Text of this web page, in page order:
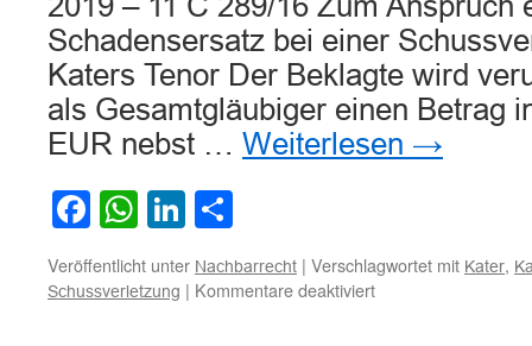
Schadensersatz bei einer
Katers Tenor Der Beklagte wird
als Gesamtgläubiger einen Betrag
EUR nebst … Weiterlesen →
Facebook
WhatsApp
LinkedIn
Veröffentlicht unter Nachbarrecht | Verschlagwortet mit Kater,
Schussverletzung | Kommentare deaktiviertfür